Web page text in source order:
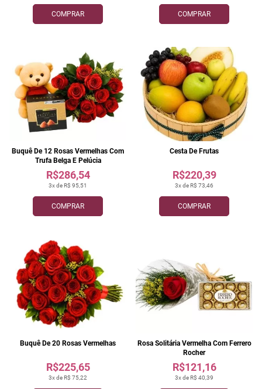
COMPRAR COMPRAR
COMPRAR
3x de R$ 95,51
R$286,54
Buquê De 12 Rosas Vermelhas Com
Trufa Belga E Pelúcia
COMPRAR
3x de R$ 73,46
R$220,39
Cesta De Frutas
3x de R$ 75,22
R$225,65
Buquê De 20 Rosas Vermelhas
3x de R$ 40,39
R$121,16
Rosa Solitária Vermelha Com Ferrero
Rocher